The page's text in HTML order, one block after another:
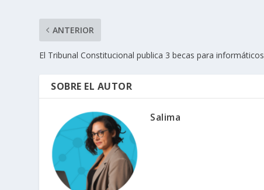
ANTERIOR
El Tribunal Constitucional publica 3 becas para informáticos
SOBRE EL AUTOR
Salima